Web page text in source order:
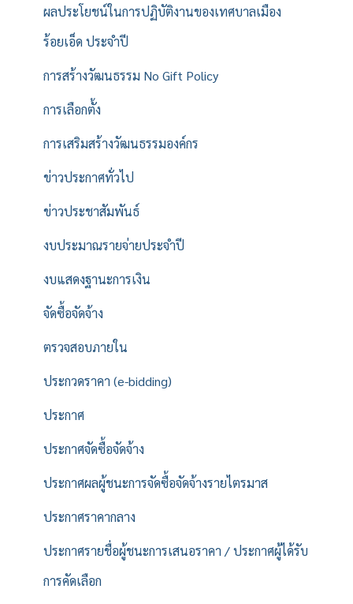
ผลประโยชน์ในการปฏิบัติงานของเทศบาลเมือง
ร้อยเอ็ด ประจำปี
การสร้างวัฒนธรรม No Gift Policy
การเลือกตั้ง
การเสริมสร้างวัฒนธรรมองค์กร
ข่าวประกาศทั่วไป
ข่าวประชาสัมพันธ์
งบประมาณรายจ่ายประจำปี
งบแสดงฐานะการเงิน
จัดซื้อจัดจ้าง
ตรวจสอบภายใน
ประกวดราคา (e-bidding)
ประกาศ
ประกาศจัดซื้อจัดจ้าง
ประกาศผลผู้ชนะการจัดซื้อจัดจ้างรายไตรมาส
ประกาศราคากลาง
ประกาศรายชื่อผู้ชนะการเสนอราคา / ประกาศผู้ได้รับ
การคัดเลือก